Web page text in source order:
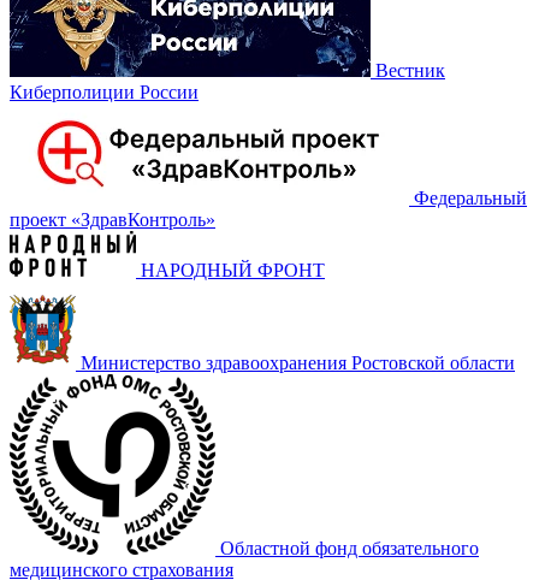
Вестник
Киберполиции России
Федеральный
проект «‎ЗдравКонтроль»
НАРОДНЫЙ ФРОНТ
Министерство здравоохранения Ростовской области
Областной фонд обязательного
медицинского страхования